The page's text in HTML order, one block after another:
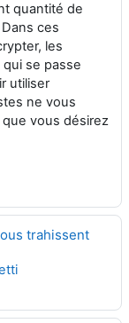
quantité de
ces
les
se passe
utiliser
ne vous
vous désirez
trahissent